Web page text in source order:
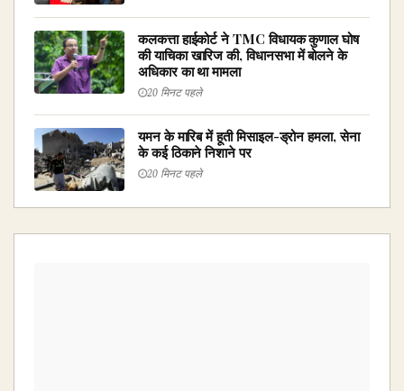
कलकत्ता हाईकोर्ट ने TMC विधायक कुणाल घोष
की याचिका खारिज की, विधानसभा में बोलने के
अधिकार का था मामला
20 मिनट पहले
यमन के मारिब में हूती मिसाइल-ड्रोन हमला, सेना
के कई ठिकाने निशाने पर
20 मिनट पहले